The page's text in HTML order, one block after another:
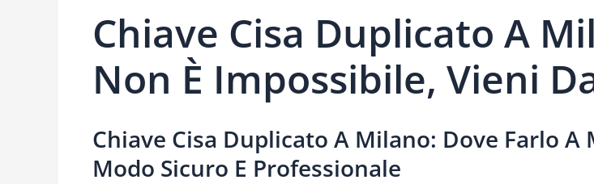
Chiave Cisa Duplicato A
Non È Impossibile, Vieni
Chiave Cisa Duplicato A Milano: Dove Farlo A
Modo Sicuro E Professionale